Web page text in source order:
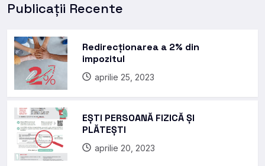
Publicații Recente
Redirecționarea a 2% din
impozitul
aprilie 25, 2023
EȘTI PERSOANĂ FIZICĂ ȘI
PLĂTEȘTI
aprilie 20, 2023